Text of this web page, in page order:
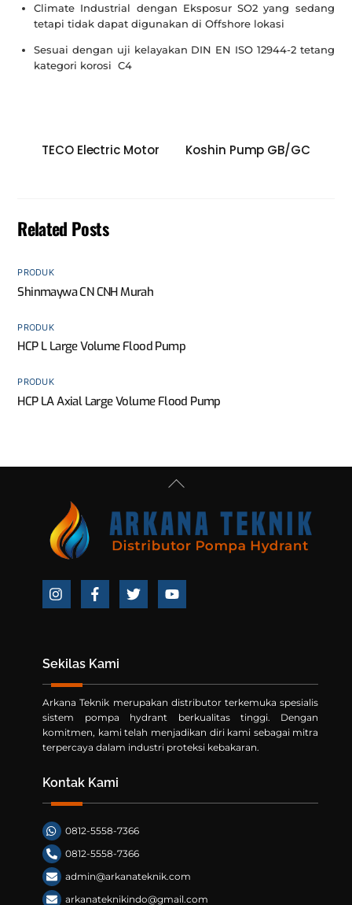
Climate Industrial dengan Eksposur SO2 yang sedang
tetapi tidak dapat digunakan di Offshore lokasi
Sesuai dengan uji kelayakan DIN EN ISO 12944-2 tetang
kategori korosi C4
TECO Electric Motor Koshin Pump GB/GC
Related Posts
PRODUK
Shinmaywa CN CNH Murah
PRODUK
HCP L Large Volume Flood Pump
PRODUK
HCP LA Axial Large Volume Flood Pump
Back
Top
Icon
Icon
Icon
Icon
Sekilas Kami
Arkana Teknik merupakan distributor terkemuka spesialis
sistem pompa hydrant berkualitas tinggi. Dengan
komitmen, kami telah menjadikan diri kami sebagai mitra
terpercaya dalam industri proteksi kebakaran.
Kontak Kami
0812-5558-7366
0812-5558-7366
admin@arkanateknik.com
arkanateknikindo@gmail.com